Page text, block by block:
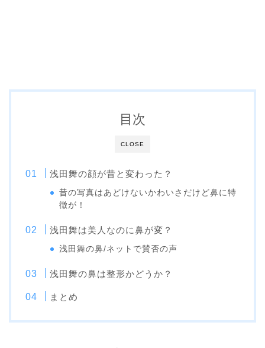
CLOSE
目次
浅田舞の顔が昔と変わった？
昔の写真はあどけないかわいさだけど鼻に特
徴が！
浅田舞は美人なのに鼻が変？
浅田舞の鼻/ネットで賛否の声
浅田舞の鼻は整形かどうか？
まとめ